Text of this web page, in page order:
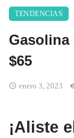
TENDENCIAS
Gasolina
$65
enero 3, 2023
¡Aliste